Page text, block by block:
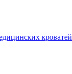
кроватей